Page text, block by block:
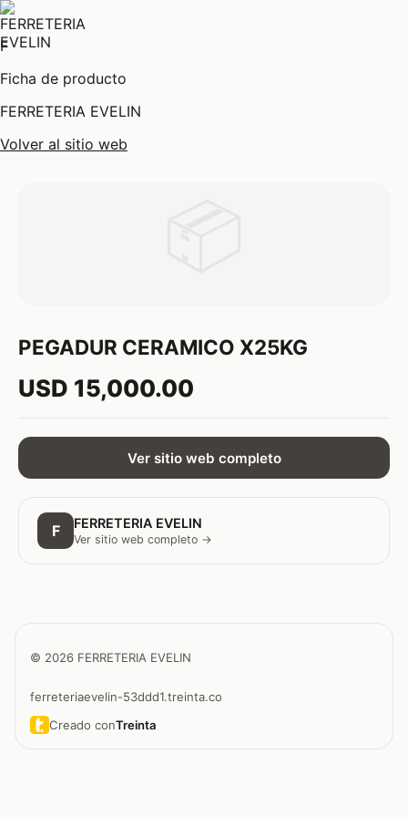
F
Ficha de producto
FERRETERIA EVELIN
Volver al sitio web
PEGADUR CERAMICO X25KG
USD 15,000.00
Ver sitio web completo
F FERRETERIA EVELIN
Ver sitio web completo →
© 2026 FERRETERIA EVELIN
ferreteriaevelin-53ddd1.treinta.co
Creado conTreinta